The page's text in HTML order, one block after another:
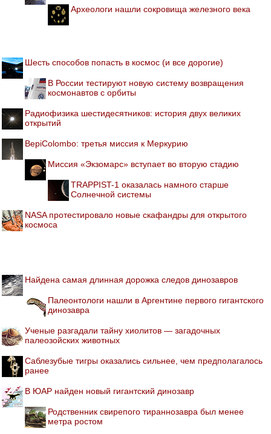
Археологи нашли сокровища железного века
Шесть способов попасть в космос (и все дорогие)
В России тестируют новую систему возвращения
космонавтов с орбиты
Радиофизика шестидесятников: история двух великих
открытий
BepiColombo: третья миссия к Меркурию
Миссия «Экзомарс» вступает во вторую стадию
TRAPPIST-1 оказалась намного старше
Солнечной системы
NASA протестировало новые скафандры для открытого
космоса
Найдена самая длинная дорожка следов динозавров
Палеонтологи нашли в Аргентине первого гигантского
динозавра
Ученые разгадали тайну хиолитов — загадочных
палеозойских животных
Саблезубые тигры оказались сильнее, чем предполагалось
ранее
В ЮАР найден новый гигантский динозавр
Родственник свирепого тираннозавра был менее
метра ростом